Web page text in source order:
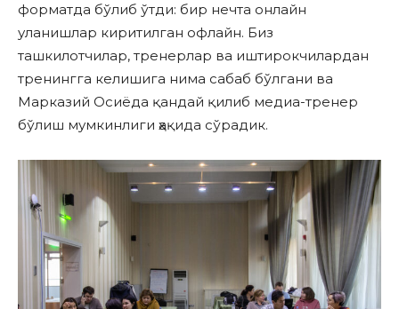
форматда бўлиб ўтди: бир нечта онлайн
уланишлар киритилган офлайн. Биз
ташкилотчилар, тренерлар ва иштирокчилардан
тренингга келишига нима сабаб бўлгани ва
Марказий Осиёда қандай қилиб медиа-тренер
бўлиш мумкинлиги ҳақида сўрадик.